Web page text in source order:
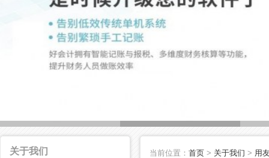
关于我们 当前位置： 首页 > 关于我们 > 用